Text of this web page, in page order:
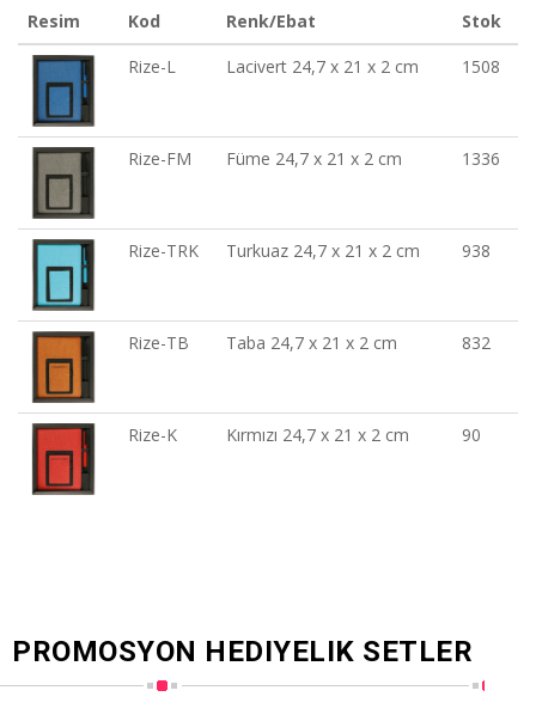
Resim Kod Renk/Ebat
Stok
Rize-L
Lacivert 24,7 x 21 x 2 cm 1508
Rize-FM Füme 24,7 x 21 x 2 cm 1336
Rize-TRK Turkuaz 24,7 x 21 x 2 cm 938
Rize-TB Taba 24,7 x 21 x 2 cm 832
Rize-K Kırmızı 24,7 x 21 x 2 cm 90
PROMOSYON HEDIYELIK SETLER